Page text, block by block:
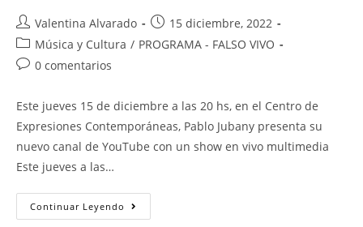
Valentina Alvarado
15 diciembre, 2022
Música y Cultura / PROGRAMA - FALSO VIVO
0 comentarios
Este jueves 15 de diciembre a las 20 hs, en el Centro de
Expresiones Contemporáneas, Pablo Jubany presenta su
nuevo canal de YouTube con un show en vivo multimedia
Este jueves a las…
Continuar Leyendo